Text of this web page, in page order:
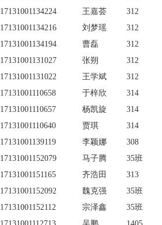
17131001134224
王嘉荟 312
17131001134216
刘梦瑶 312
17131001134194
曹磊 312
17131001131027
张朔 312
17131001131022
王学斌 312
17131001110658
于梓欣 314
17131001110657
杨凯旋 314
17131001110640
贾琪 314
17131001139119
李颖娜 308
17131001152079
马子腾 35班
17131001151165
齐浩田 313
17131001152092
魏克强 35班
17131001152112
宗泽鑫 35班